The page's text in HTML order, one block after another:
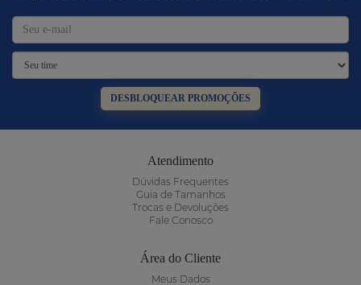
DESBLOQUEAR PROMOÇÕES
Atendimento
Dúvidas Frequentes
Guia de Tamanhos
Trocas e Devoluções
Fale Conosco
Área do Cliente
Meus Dados